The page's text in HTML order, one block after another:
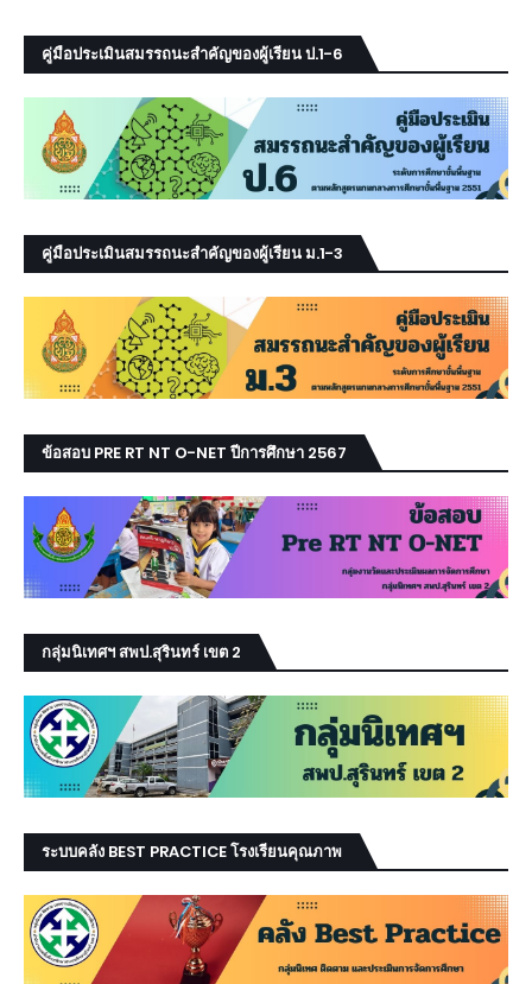
คู่มือประเมินสมรรถนะสำคัญของผู้เรียน ป.1-6
คู่มือประเมินสมรรถนะสำคัญของผู้เรียน ม.1-3
ข้อสอบ PRE RT NT O-NET ปีการศึกษา 2567
กลุ่มนิเทศฯ สพป.สุรินทร์ เขต 2
ระบบคลัง BEST PRACTICE โรงเรียนคุณภาพ